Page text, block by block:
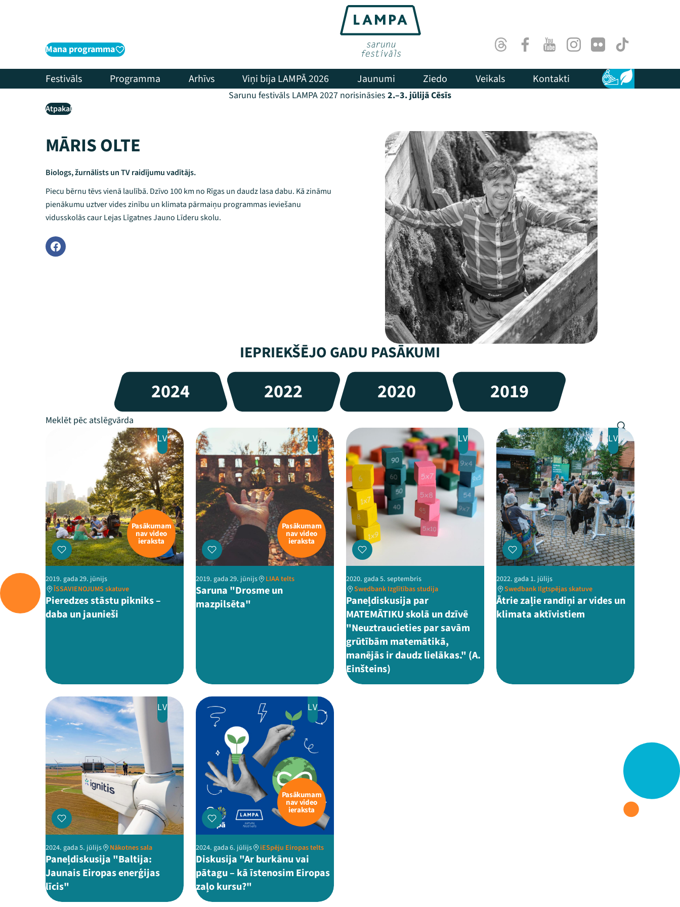
Mana programma ThreadsFacebookYoutubeInstagram
Flick TikTok
Festivāls Programma Arhīvs Viņi bija LAMPĀ 2026 Jaunumi Ziedo Veikals Kontakti Pieejamība
Ilgtspēja
Sarunu festivāls LAMPA 2027 norisināsies 2.–3. jūlijā Cēsīs
Atpakaļ
MĀRIS OLTE
Biologs, žurnālists un TV raidījumu vadītājs.
Piecu bērnu tēvs vienā laulībā. Dzīvo 100 km no Rīgas un daudz lasa dabu. Kā zināmu
pienākumu uztver vides zinību un klimata pārmaiņu programmas ieviešanu
vidusskolās caur Lejas Līgatnes Jauno Līderu skolu.
IEPRIEKŠĒJO GADU PASĀKUMI
2024 2022 2020 2019
LV
Pasākumam
nav video
ieraksta
2019. gada 29. jūnijs
ĪSSAVIENOJUMS skatuve
Pieredzes stāstu pikniks –
daba un jaunieši
LV
Pasākumam
nav video
ieraksta
2019. gada 29. jūnijs LIAA telts
Saruna "Drosme un
mazpilsēta"
LV
2020. gada 5. septembris
Swedbank Izglītības studija
Paneļdiskusija par
MATEMĀTIKU skolā un dzīvē
"Neuztraucieties par savām
grūtībām matemātikā,
manējās ir daudz lielākas." (A.
Einšteins)
LV
2022. gada 1. jūlijs
Swedbank Ilgtspējas skatuve
Ātrie zaļie randiņi ar vides un
klimata aktīvistiem
LV
2024. gada 5. jūlijs Nākotnes sala
Paneļdiskusija "Baltija:
Jaunais Eiropas enerģijas
līcis"
LV
Pasākumam
nav video
ieraksta
2024. gada 6. jūlijs iESpēju Eiropas telts
Diskusija "Ar burkānu vai
pātagu – kā īstenosim Eiropas
zaļo kursu?"